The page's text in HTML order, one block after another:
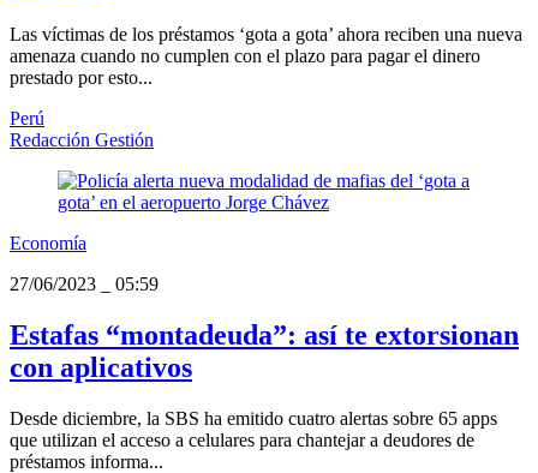
Las víctimas de los préstamos ‘gota a gota’ ahora reciben una nueva
amenaza cuando no cumplen con el plazo para pagar el dinero
prestado por esto...
Perú
Redacción Gestión
Economía
27/06/2023
05:59
Estafas “montadeuda”: así te extorsionan
con aplicativos
Desde diciembre, la SBS ha emitido cuatro alertas sobre 65 apps
que utilizan el acceso a celulares para chantejar a deudores de
préstamos informa...